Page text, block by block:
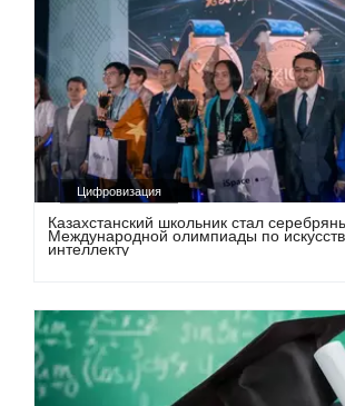
Цифровизация
Казахстанский школьник стал
Международной олимпиады по
интеллекту